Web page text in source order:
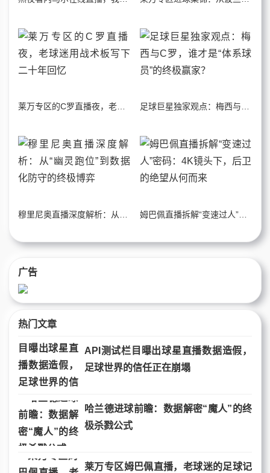
莱万专区的C罗直播夜，老球迷用战术板写下二十年回忆 足球巨星独家观点：梅西与C罗，谁才是“体系球员”的终极赢家？
姆巴佩直播拆解“变速过人”密码：4K镜头下，后卫的绝望从何而来
广告
热门文章
API测试栏目曝出球星直播数据造假，
足球世界的信任正在崩塌
哈兰德进球前瞻：数据解密“魔人”的终
极杀戮公式
莱万专区姆巴佩直播，老球迷的足球记